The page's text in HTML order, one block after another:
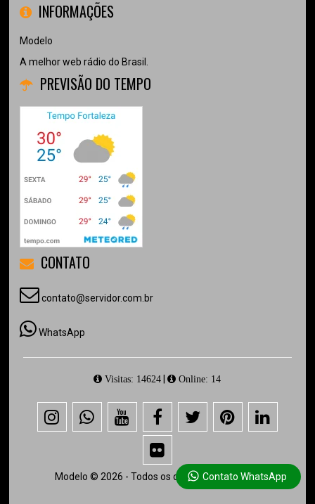
INFORMAÇÕES
Modelo
A melhor web rádio do Brasil.
PREVISÃO DO TEMPO
Contato WhatsApp
CONTATO
contato@servidor.com.br
WhatsApp
Visitas: 14624 | Online: 14
Modelo © 2026 - Todos os direitos reservados.